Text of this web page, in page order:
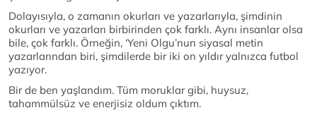
Dolayısıyla, o zamanın okurları ve yazarlarıyla, şimdinin
okurları ve yazarları birbirinden çok farklı. Aynı insanlar olsa
bile, çok farklı. Örneğin, ‘Yeni Olgu’nun siyasal metin
yazarlarından biri, şimdilerde bir iki on yıldır yalnızca futbol
yazıyor.
Bir de ben yaşlandım. Tüm moruklar gibi, huysuz,
tahammülsüz ve enerjisiz oldum çıktım.